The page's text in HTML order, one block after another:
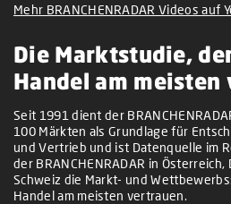
Mehr BRANCHENRADAR Videos auf
Die Marktstudie,
Handel am meisten
Seit 1991 dient der
100 Märkten als Grundlage für
und Vertrieb und ist Datenquelle im
der BRANCHENRADAR in
Schweiz die Markt- und
Handel am meisten vertrauen.